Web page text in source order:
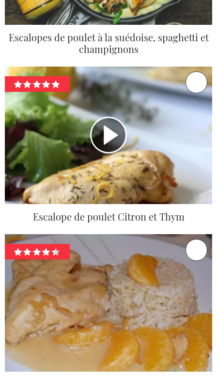
Escalopes de poulet à la suédoise, spaghetti et
champignons
Escalope de poulet Citron et Thym